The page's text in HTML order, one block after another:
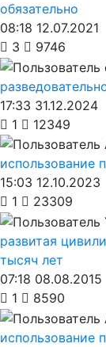
обязательно
08:18 12.07.2021
3
9746
17:33 31.12.2024
1
12349
использование
15:03 12.10.2023
1
23309
развитая
тысяч лет
07:18 08.08.2015
1
8590
использование